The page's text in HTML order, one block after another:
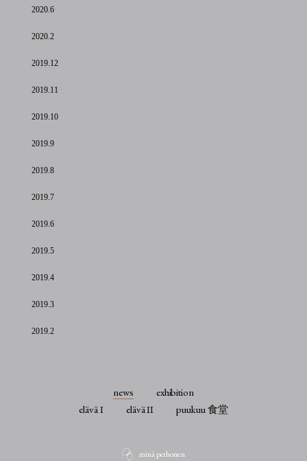
2020.6
2020.2
2019.12
2019.11
2019.10
2019.9
2019.8
2019.7
2019.6
2019.5
2019.4
2019.3
2019.2
news
exhibition
elävä I
elävä II puukuu 食堂
minä perhonen